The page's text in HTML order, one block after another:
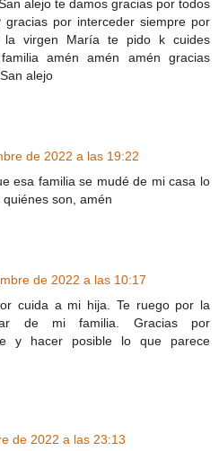
alejo te damos gracias por todos
gracias por interceder siempre por
la virgen María te pido k cuides
amén amén amén gracias
alejo
de 2022 a las 19:22
esa familia se mudé de mi casa lo
son, amén
de 2022 a las 10:17
cuida a mi hija. Te ruego por la
de mi familia. Gracias por
y hacer posible lo que parece
de 2022 a las 23:13